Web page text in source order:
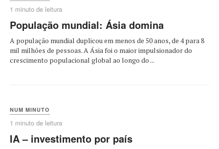
1 minuto de leitura
População mundial: Ásia domina
A população mundial duplicou em menos de 50 anos, de 4 para 8
mil milhões de pessoas. A Ásia foi o maior impulsionador do
crescimento populacional global ao longo do ...
NUM MINUTO
1 minuto de leitura
IA – investimento por país